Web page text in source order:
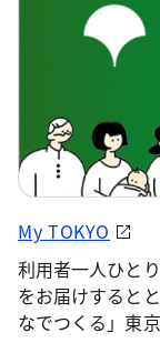
My TOKYO
利用者一人ひと
をお届けすると
なでつくる」東